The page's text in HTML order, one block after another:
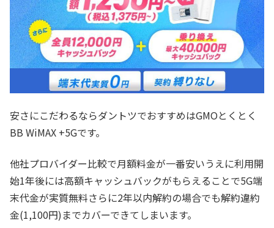
安さにこだわるならダントツでおすすめはGMOとくとく
BB WiMAX +5Gです。
他社プロバイダー比較で月額料金が一番安いうえに利用開
始1年後には高額キャッシュバックがもらえることで5G端
末代金が実質無料さらに2年以内解約の場合でも解約違約
金(1,100円)までカバーできてしまいます。